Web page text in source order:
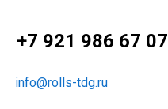
+7 921 986 67 07
info@rolls-tdg.ru